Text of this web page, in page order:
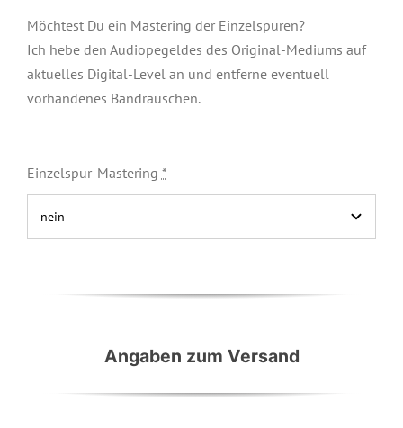
Möchtest Du ein Mastering der Einzelspuren?
Ich hebe den Audiopegeldes des Original-Mediums auf
aktuelles Digital-Level an und entferne eventuell
vorhandenes Bandrauschen.
Einzelspur-Mastering *
Angaben zum Versand